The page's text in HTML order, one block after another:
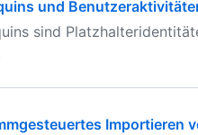
und
sind
Importieren